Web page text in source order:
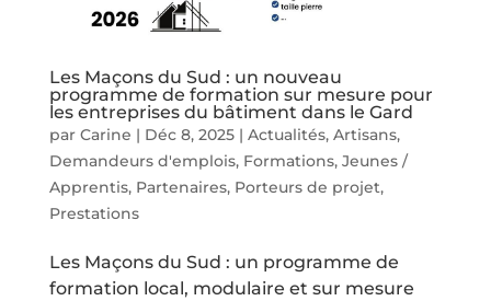
Les Maçons du Sud : un nouveau
programme de formation sur mesure pour
les entreprises du bâtiment dans le Gard
par Carine | Déc 8, 2025| Actualités, Artisans,
Demandeurs d'emplois, Formations, Jeunes /
Apprentis, Partenaires, Porteurs de projet,
Prestations
Les Maçons du Sud : un programme de
formation local, modulaire et sur mesure